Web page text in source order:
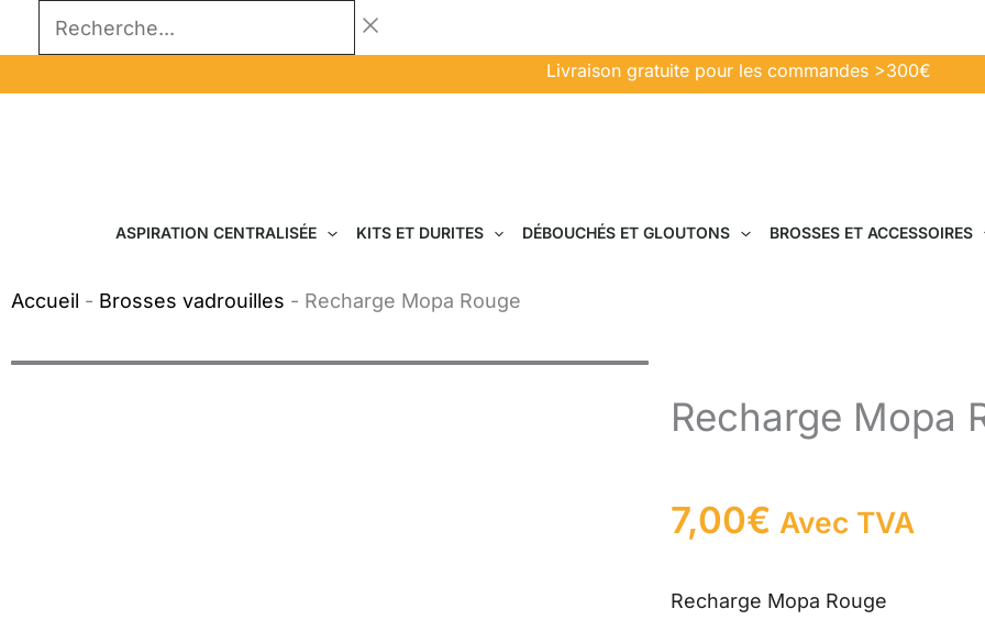
au
contenu
Recherche...
Livraison gratuite pour les commandes >300€
ASPIRATION CENTRALISÉE KITS ET DURITES DÉBOUCHÉS ET GLOUTONS BROSSES ET ACCESSOIRES
Accueil - Brosses vadrouilles - Recharge Mopa Rouge
Recharge Mopa
7,00€ Avec TVA
Recharge Mopa Rouge